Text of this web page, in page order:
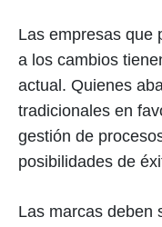
Las empresas que
a los cambios
actual. Quienes
tradicionales en
gestión de
posibilidades de
Las marcas deben